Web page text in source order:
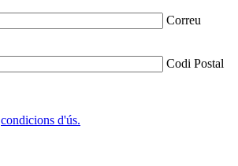
Correu
Codi Postal
condicions d'ús.